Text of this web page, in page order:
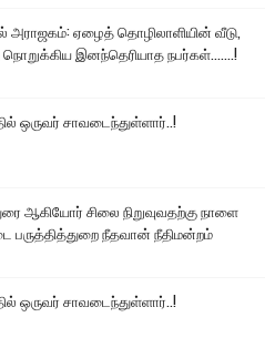
அராஜகம்: ஏழைத் தொழிலாளியின் வீடு,
இனந்தெரியாத நபர்கள்.......!
ஒருவர் சாவடைந்துள்ளார்..!
ஆகியோர் சிலை நிறுவுவதற்கு நாளை
பருத்தித்துறை நீதவான் நீதிமன்றம்
ஒருவர் சாவடைந்துள்ளார்..!